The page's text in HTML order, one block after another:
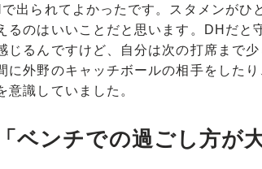
で出られてよかったです。スタメンがひ
るのはいいことだと思います。DHだと
じるんですけど、自分は次の打席まで
に外野のキャッチボールの相手をした
意識していました。
「ベンチでの過ごし方が大